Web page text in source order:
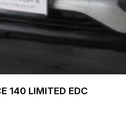
140 LIMITED EDC